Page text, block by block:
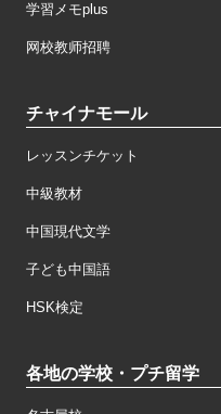
学習メモplus
网校教师招聘
チャイナモール
レッスンチケット
中級教材
中国現代文学
子ども中国語
HSK検定
各地の学校・プチ留学